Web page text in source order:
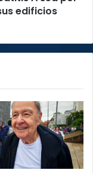
edificios